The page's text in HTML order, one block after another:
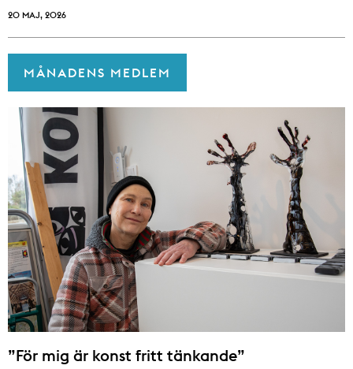
20 MAJ, 2026
MÅNADENS MEDLEM
”För mig är konst fritt tänkande”